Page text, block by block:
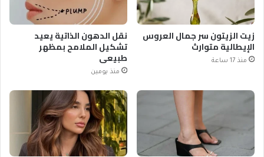
زيت الزيتون سر جمال العروس
الإيطالية متوارث
منذ 17 ساعة
نقل الدهون الذاتية يعيد
تشكيل الملامح بمظهر
طبيعي
منذ يومين